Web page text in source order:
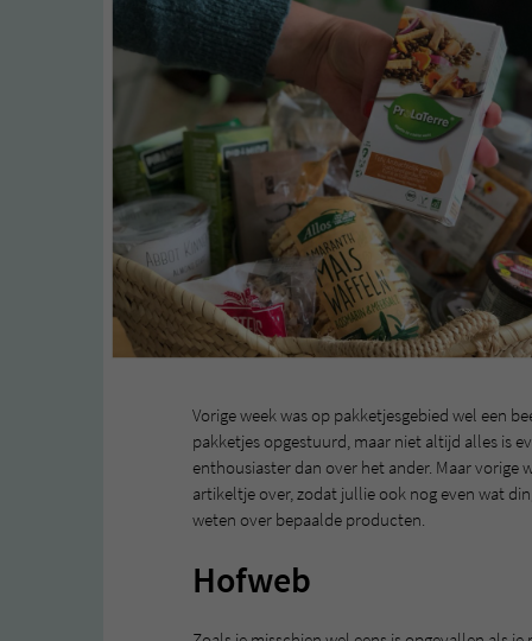
Vorige week was op pakketjesgebied wel een
pakketjes opgestuurd, maar niet altijd alles is
enthousiaster dan over het ander. Maar vorige
artikeltje over, zodat jullie ook nog even wat
weten over bepaalde producten.
Hofweb